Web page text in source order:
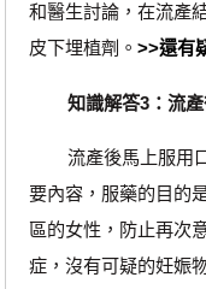
和醫生討論，在流產
皮下埋植劑。 >>還有
知識解答3：流
流產後馬上服用口
要內容，服藥的目的
區的女性，防止再次
症，沒有可疑的妊娠